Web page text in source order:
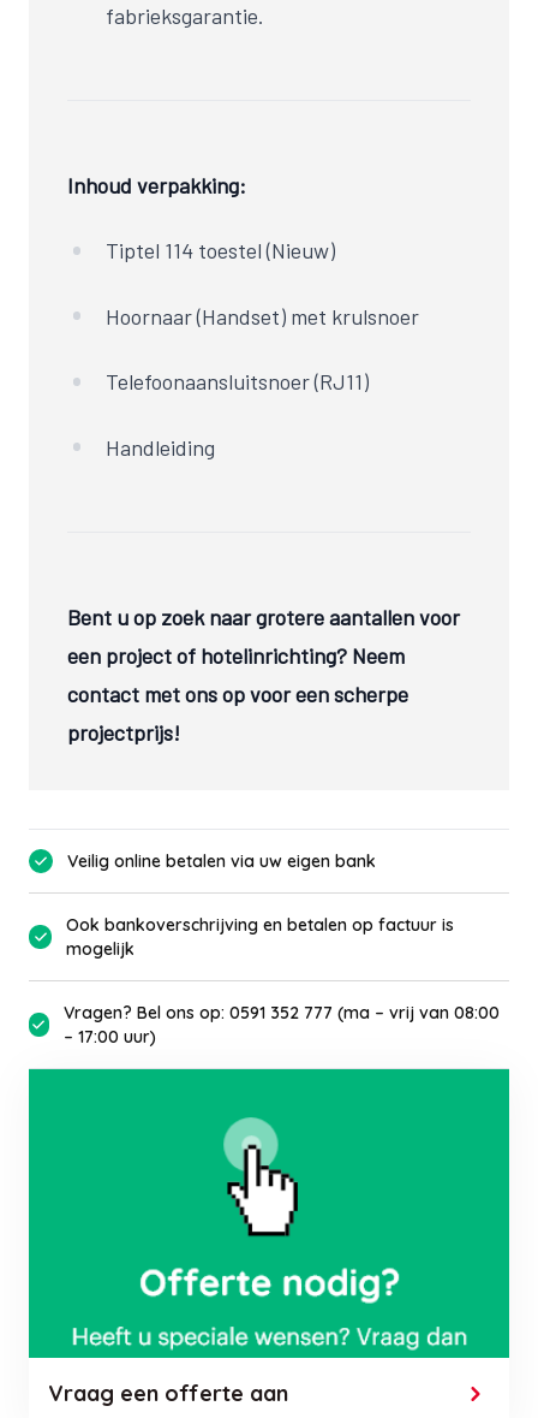
fabrieksgarantie.
Inhoud verpakking:
Tiptel 114 toestel (Nieuw)
Hoornaar (Handset) met krulsnoer
Telefoonaansluitsnoer (RJ11)
Handleiding
Bent u op zoek naar grotere aantallen voor
een project of hotelinrichting? Neem
contact met ons op voor een scherpe
projectprijs!
Veilig online betalen via uw eigen bank
Ook bankoverschrijving en betalen op factuur is
mogelijk
Vragen? Bel ons op: 0591 352 777 (ma – vrij van 08:00
– 17:00 uur)
Vraag een offerte aan